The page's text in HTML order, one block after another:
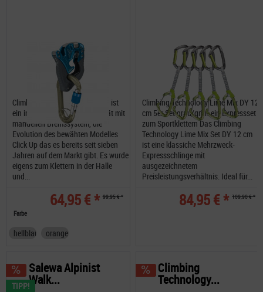
Climbing Technology Click Up+ ist
ein innovatives Sicherungsgerät mit
manuellen Bremssystem, die
Evolution des bewähten Modelles
Click Up das es bereits seit sieben
Jahren auf dem Markt gibt. Es wurde
eigens zum Klettern in der Halle
und...
64,95 € * 99,95 € *
Farbe
hellblau orange
Climbing Technology Lime Mix DY 12
cm 5er Set grau/grün ein Expressset
zum Sportklettern Das Climbing
Technology Lime Mix Set DY 12 cm
ist eine klassiche Mehrzweck-
Expressschlinge mit
ausgezeichnetem
Preisleistungsverhältnis. Ideal für...
84,95 € * 109,90 € *
TIPP!
Salewa Alpinist
Walk...
Climbing
Technology...